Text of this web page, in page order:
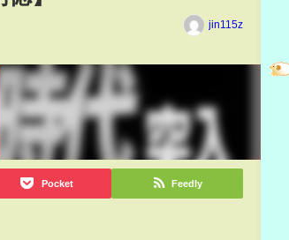
jin115z
Pocket Feedly